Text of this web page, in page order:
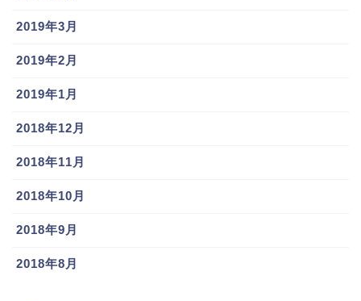
https://www.townnews.co.jp/0403/2018/08/10/443974
.html
2019年3月
2019年2月
2019年1月
2018年12月
2018年11月
2018年10月
2018年9月
2018年8月